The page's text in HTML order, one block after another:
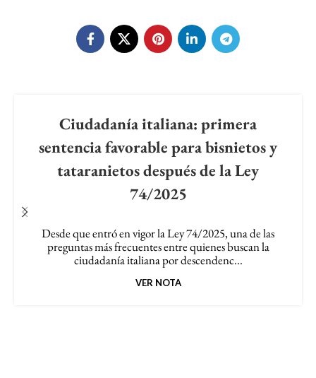
Ciudadanía italiana: primera
sentencia favorable para bisnietos y
tataranietos después de la Ley
74/2025
Desde que entró en vigor la Ley 74/2025, una de las
preguntas más frecuentes entre quienes buscan la
ciudadanía italiana por descendenc...
VER NOTA